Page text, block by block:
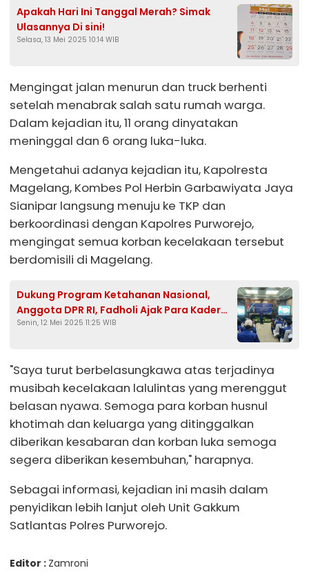
Apakah Hari Ini Tanggal Merah? Simak
Ulasannya Di sini!
Selasa, 13 Mei 2025 10:14 WIB
Mengingat jalan menurun dan truck berhenti
setelah menabrak salah satu rumah warga.
Dalam kejadian itu, 11 orang dinyatakan
meninggal dan 6 orang luka-luka.
Mengetahui adanya kejadian itu, Kapolresta
Magelang, Kombes Pol Herbin Garbawiyata Jaya
Sianipar langsung menuju ke TKP dan
berkoordinasi dengan Kapolres Purworejo,
mengingat semua korban kecelakaan tersebut
berdomisili di Magelang.
Dukung Program Ketahanan Nasional,
Anggota DPR RI, Fadholi Ajak Para Kader
Partai Kawal Demokrasi
Senin, 12 Mei 2025 11:25 WIB
"Saya turut berbelasungkawa atas terjadinya
musibah kecelakaan lalulintas yang merenggut
belasan nyawa. Semoga para korban husnul
khotimah dan keluarga yang ditinggalkan
diberikan kesabaran dan korban luka semoga
segera diberikan kesembuhan," harapnya.
Sebagai informasi, kejadian ini masih dalam
penyidikan lebih lanjut oleh Unit Gakkum
Satlantas Polres Purworejo.
Editor : Zamroni